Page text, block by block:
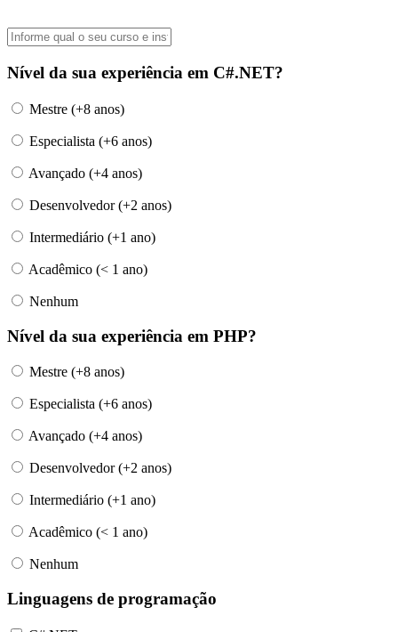
Nível da sua experiência em C#.NET?
Mestre (+8 anos)
Especialista (+6 anos)
Avançado (+4 anos)
Desenvolvedor (+2 anos)
Intermediário (+1 ano)
Acadêmico (< 1 ano)
Nenhum
Nível da sua experiência em PHP?
Mestre (+8 anos)
Especialista (+6 anos)
Avançado (+4 anos)
Desenvolvedor (+2 anos)
Intermediário (+1 ano)
Acadêmico (< 1 ano)
Nenhum
Linguagens de programação